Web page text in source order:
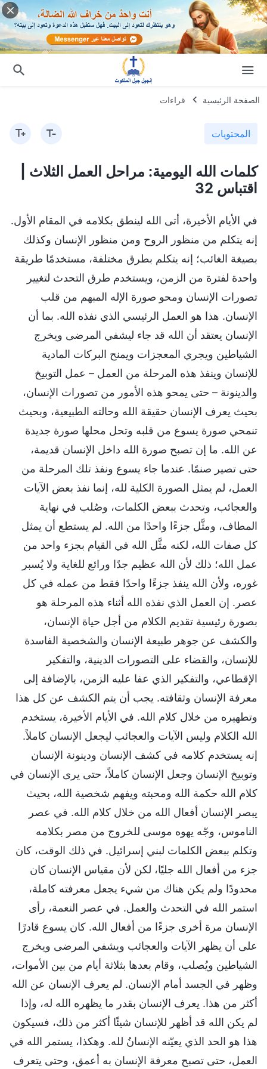
الصفحة الرئيسية قراءات
المحتويات
كلمات الله اليومية: مراحل العمل الثلاث |
اقتباس 32
في الأيام الأخيرة، أتى الله لينطق بكلامه في المقام الأول.
إنه يتكلم من منظور الروح ومن منظور الإنسان وكذلك
بصيغة الغائب؛ إنه يتكلم بطرق مختلفة، مستخدمًا طريقة
واحدة لفترة من الزمن، ويستخدم طرق التحدث لتغيير
تصورات الإنسان ومحو صورة الإله المبهم من قلب
الإنسان. هذا هو العمل الرئيسي الذي نفذه الله. بما أن
الإنسان يعتقد أن الله قد جاء ليشفي المرضى ويخرج
الشياطين ويجري المعجزات ويمنح البركات المادية
للإنسان وينفذ هذه المرحلة من العمل – عمل التوبيخ
والدينونة – حتى يمحو هذه الأمور من تصورات الإنسان،
بحيث يعرف الإنسان حقيقة الله وحالته الطبيعية، وبحيث
تنمحي صورة يسوع من قلبه وتحل محلها صورة جديدة
عن الله. ما إن تصبح صورة الله داخل الإنسان قديمة،
حتى تصير صنمًا. عندما جاء يسوع ونفذ تلك المرحلة من
العمل، لم يمثل الصورة الكلية لله، إنما نفذ بعض الآيات
والعجائب، وتحدث ببعض الكلمات، وصُلب في نهاية
المطاف، ومثَّل جزءًا واحدًا من الله. لم يستطع أن يمثل
كل صفات الله، لكنه مثَّل الله في القيام بجزء واحد من
عمل الله؛ ذلك لأن الله عظيم جدًا ورائع للغاية ولا يُسبر
غوره، ولأن الله ينفذ جزءًا واحدًا فقط من عمله في كل
عصر. إن العمل الذي نفذه الله أثناء هذه المرحلة هو
بصورة رئيسية تقديم الكلام من أجل حياة الإنسان،
والكشف عن جوهر طبيعة الإنسان والشخصية الفاسدة
للإنسان، والقضاء على التصورات الدينية، والتفكير
الإقطاعي، والتفكير الذي عفا عليه الزمن، بالإضافة إلى
معرفة الإنسان وثقافته. يجب أن يتم الكشف عن كل هذا
وتطهيره من خلال كلام الله. في الأيام الأخيرة، يستخدم
الله الكلام وليس الآيات والعجائب ليجعل الإنسان كاملاً.
إنه يستخدم كلامه في كشف الإنسان ودينونة الإنسان
وتوبيخ الإنسان وجعل الإنسان كاملاً، حتى يرى الإنسان في
كلام الله حكمة الله ومحبته ويفهم شخصية الله، بحيث
يبصر الإنسان أفعال الله من خلال كلام الله. في عصر
الناموس، وجّه يهوه موسى للخروج من مصر بكلامه
وتكلم ببعض الكلمات لبني إسرائيل. في ذلك الوقت، كان
جزء من أفعال الله جليًا، لكن لأن مقياس الإنسان كان
محدودًا ولم يكن هناك من شيء يجعل معرفته كاملة،
استمر الله في التحدث والعمل. في عصر النعمة، رأى
الإنسان مرة أخرى جزءًا من أفعال الله. كان يسوع قادرًا
على أن يظهر الآيات والعجائب ويشفي المرضى ويخرج
الشياطين ويُصلب، وقام بعدها بثلاثة أيام من بين الأموات،
وظهر في الجسد أمام الإنسان. لم يعرف الإنسان عن الله
أكثر من هذا. يعرف الإنسان بقدر ما يظهره الله له، وإذا
لم يكن الله قد أظهر للإنسان شيئًا أكثر من ذلك، فسيكون
هذا هو الحد الذي يعيّنه الإنسانُ لله. وهكذا، يستمر الله في
العمل، حتى تصبح معرفة الإنسان به أعمق، وحتى يتعرف